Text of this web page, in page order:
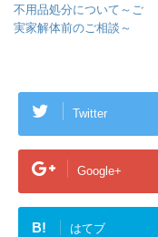
不用品処分について～ご
実家解体前のご相談～
Twitter
Google+
B! はてブ